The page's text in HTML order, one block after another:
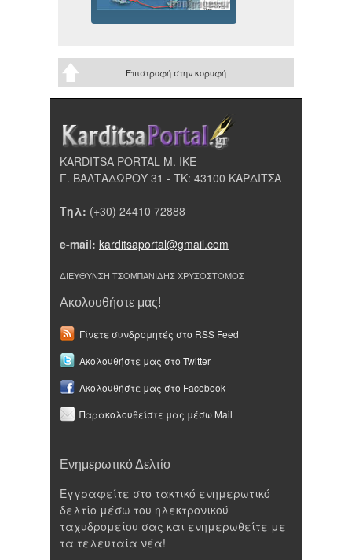
Επιστροφή στην κορυφή
KARDITSA PORTAL Μ. ΙΚΕ
Γ. ΒΑΛΤΑΔΩΡΟΥ 31 - ΤΚ: 43100 ΚΑΡΔΙΤΣΑ
Τηλ: (+30) 24410 72888
e-mail: karditsaportal@gmail.com
ΔΙΕΥΘΥΝΣΗ ΤΣΟΜΠΑΝΙΔΗΣ ΧΡΥΣΟΣΤΟΜΟΣ
Ακολουθήστε μας!
Γίνετε συνδρομητές στο RSS Feed
Ακολουθήστε μας στο Twitter
Ακολουθήστε μας στο Facebook
Παρακολουθείστε μας μέσω Mail
Ενημερωτικό Δελτίο
Εγγραφείτε στο τακτικό ενημερωτικό
δελτίο μέσω του ηλεκτρονικού
ταχυδρομείου σας και ενημερωθείτε με
τα τελευταία νέα!